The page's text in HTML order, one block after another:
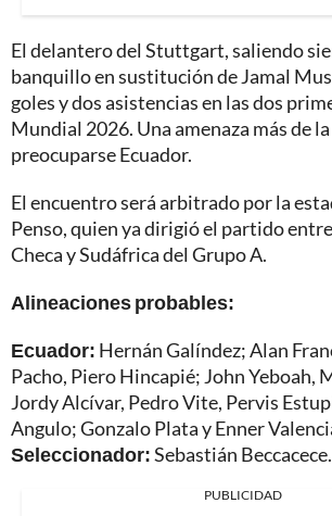
El delantero del Stuttgart, saliendo
banquillo en sustitución de Jamal
goles y dos asistencias en las dos
Mundial 2026. Una amenaza más de
preocuparse Ecuador.
El encuentro será arbitrado por la
Penso, quien ya dirigió el partido
Checa y Sudáfrica del Grupo A.
Alineaciones probables:
Ecuador: Hernán Galíndez; Alan
Pacho, Piero Hincapié; John Yeboah,
Jordy Alcívar, Pedro Vite, Pervis
Angulo; Gonzalo Plata y Enner
Seleccionador:Sebastián Beccacece.
PUBLICIDAD